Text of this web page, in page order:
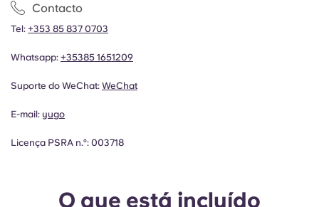
Contacto
Tel: +353 85 837 0703
Whatsapp: +35385 1651209
Suporte do WeChat: WeChat
E-mail: yugo
Licença PSRA n.º: 003718
O que está incluído